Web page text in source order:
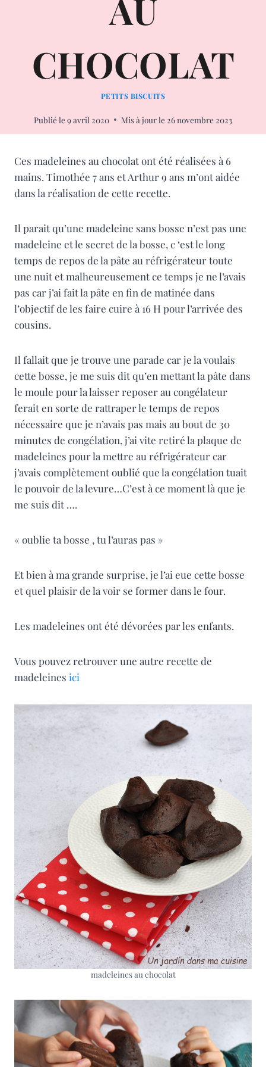
AU
CHOCOLAT
PETITS BISCUITS
Publié le9 avril 2020 Mis à jour le 26 novembre 2023
Ces madeleines au chocolat ont été réalisées à 6
mains. Timothée 7 ans et Arthur 9 ans m’ont aidée
dans la réalisation de cette recette.
Il parait qu’une madeleine sans bosse n’est pas une
madeleine et le secret de la bosse, c ‘est le long
temps de repos de la pâte au réfrigérateur toute
une nuit et malheureusement ce temps je ne l’avais
pas car j’ai fait la pâte en fin de matinée dans
l’objectif de les faire cuire à 16 H pour l’arrivée des
cousins.
Il fallait que je trouve une parade car je la voulais
cette bosse, je me suis dit qu’en mettant la pâte dans
le moule pour la laisser reposer au congélateur
ferait en sorte de rattraper le temps de repos
nécessaire que je n’avais pas mais au bout de 30
minutes de congélation, j’ai vite retiré la plaque de
madeleines pour la mettre au réfrigérateur car
j’avais complètement oublié que la congélation tuait
le pouvoir de la levure…C’est à ce moment là que je
me suis dit ….
« oublie ta bosse , tu l’auras pas »
Et bien à ma grande surprise, je l’ai eue cette bosse
et quel plaisir de la voir se former dans le four.
Les madeleines ont été dévorées par les enfants.
Vous pouvez retrouver une autre recette de
madeleines ici
madeleines au chocolat